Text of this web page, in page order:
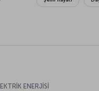
ENERJİSİ